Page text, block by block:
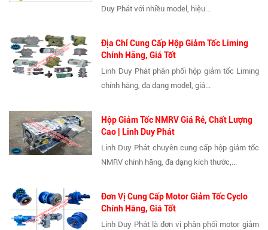
Duy Phát với nhiều model, hiệu...
Địa Chỉ Cung Cấp Hộp Giảm Tốc Liming
Chính Hãng, Giá Tốt
Linh Duy Phát phân phối hộp giảm tốc Liming
chính hãng, đa dạng model, giá...
Hộp Giảm Tốc NMRV Giá Rẻ, Chất Lượng
Cao | Linh Duy Phát
Linh Duy Phát chuyên cung cấp hộp giảm tốc
NMRV chính hãng, đa dạng kích thước,...
Đơn Vị Cung Cấp Motor Giảm Tốc Cyclo
Chính Hãng, Giá Tốt
Linh Duy Phát là đơn vị phân phối motor giảm